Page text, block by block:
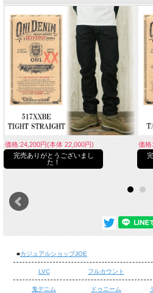
価格:24,200円(本体 22,000円)
完売ありがとうございまし
た！
価
■カジュアルショップJOE
LVC フルカウント
鬼デニム ドゥニーム